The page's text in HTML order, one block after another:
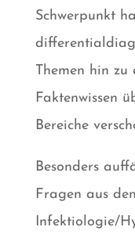
Schwerpunkt
Themen hin
Faktenwissen
Bereiche
Besonders
Fragen aus
Infektiologie/